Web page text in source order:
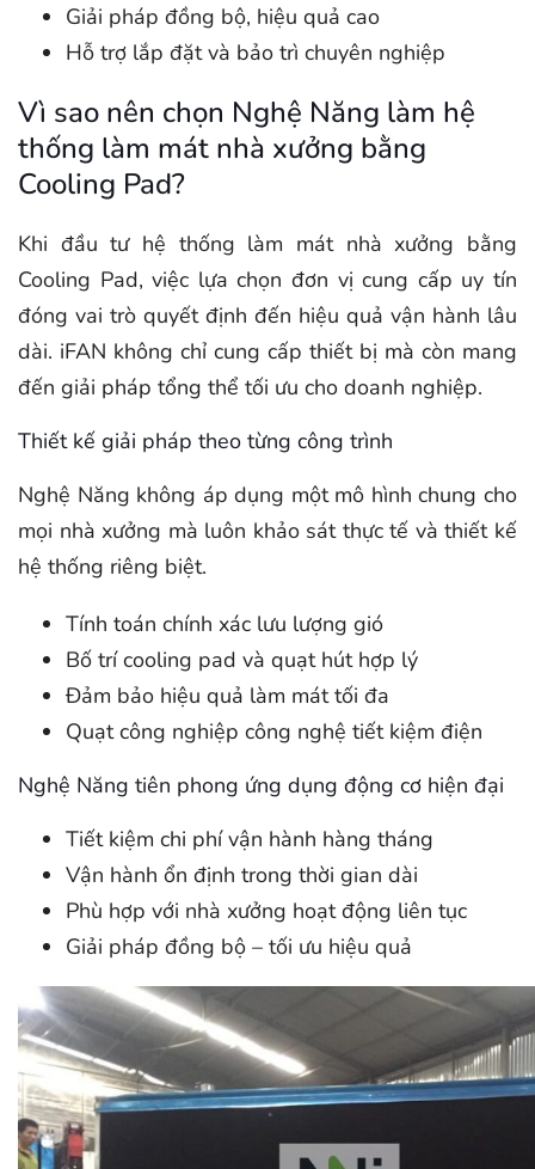
Giải pháp đồng bộ, hiệu quả cao
Hỗ trợ lắp đặt và bảo trì chuyên nghiệp
Vì sao nên chọn Nghệ Năng làm hệ
thống làm mát nhà xưởng bằng
Cooling Pad?
Khi đầu tư hệ thống làm mát nhà xưởng bằng
Cooling Pad, việc lựa chọn đơn vị cung cấp uy tín
đóng vai trò quyết định đến hiệu quả vận hành lâu
dài. iFAN không chỉ cung cấp thiết bị mà còn mang
đến giải pháp tổng thể tối ưu cho doanh nghiệp.
Thiết kế giải pháp theo từng công trình
Nghệ Năng không áp dụng một mô hình chung cho
mọi nhà xưởng mà luôn khảo sát thực tế và thiết kế
hệ thống riêng biệt.
Tính toán chính xác lưu lượng gió
Bố trí cooling pad và quạt hút hợp lý
Đảm bảo hiệu quả làm mát tối đa
Quạt công nghiệp công nghệ tiết kiệm điện
Nghệ Năng tiên phong ứng dụng động cơ hiện đại
Tiết kiệm chi phí vận hành hàng tháng
Vận hành ổn định trong thời gian dài
Phù hợp với nhà xưởng hoạt động liên tục
Giải pháp đồng bộ – tối ưu hiệu quả